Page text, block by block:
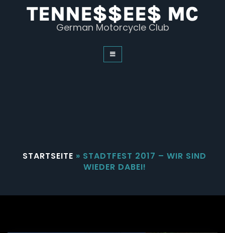
TENNE$$EE$ MC
German Motorcycle Club
STARTSEITE » STADTFEST 2017 – WIR SIND
WIEDER DABEI!